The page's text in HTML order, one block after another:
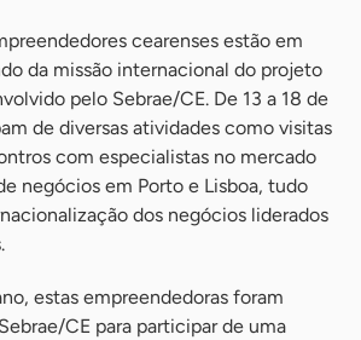
cearenses estão em
da missão internacional do projeto
pelo Sebrae/CE. De 13 a 18 de
de diversas atividades como visitas
com especialistas no mercado
negócios em Porto e Lisboa, tudo
dos negócios liderados
estas empreendedoras foram
CE para participar de uma